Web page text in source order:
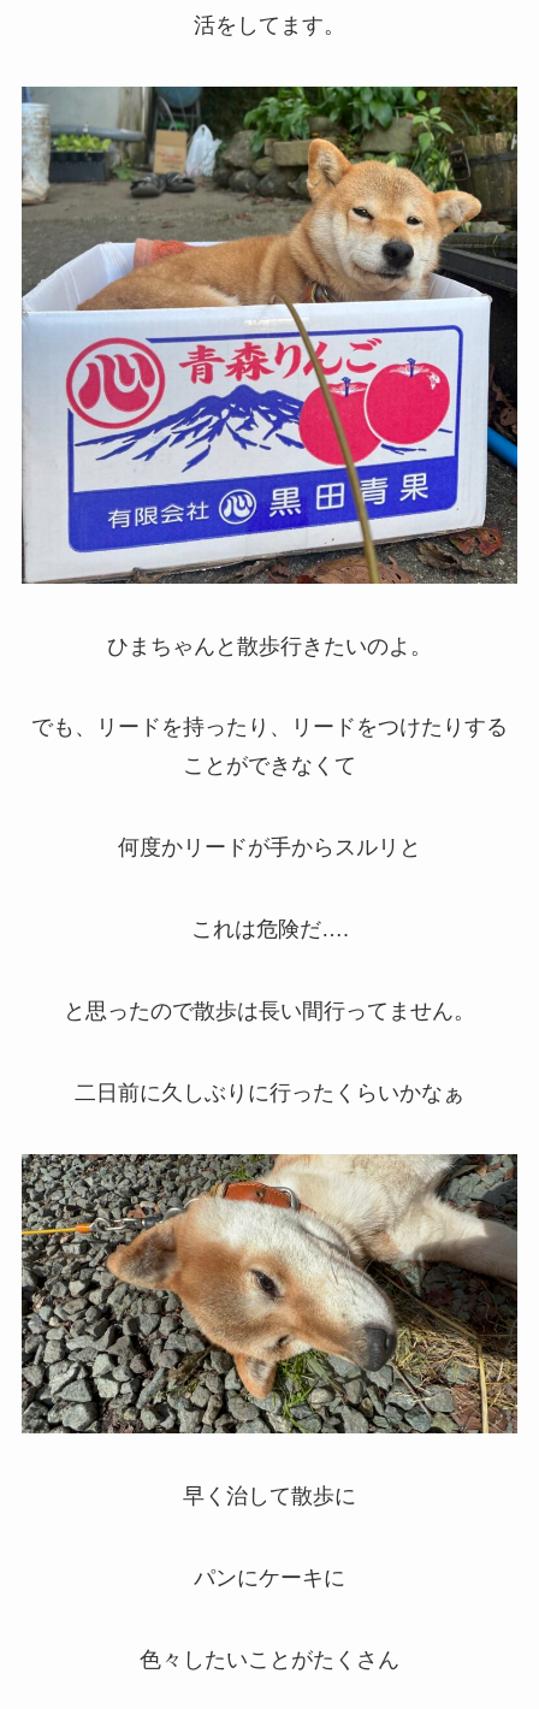
活をしてます。
ひまちゃんと散歩行きたいのよ。
でも、リードを持ったり、リードをつけたりする
ことができなくて
何度かリードが手からスルリと
これは危険だ….
と思ったので散歩は長い間行ってません。
二日前に久しぶりに行ったくらいかなぁ
早く治して散歩に
パンにケーキに
色々したいことがたくさん